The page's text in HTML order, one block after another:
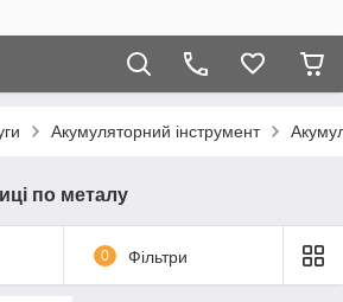
Акумуляторний інструмент
по металу
0 Фільтри